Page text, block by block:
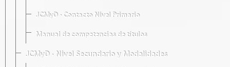
JCMyD · Contacto Nivel Primario
Manual de competencias de títulos
JCMyD · Nivel Secundario y Modalidades